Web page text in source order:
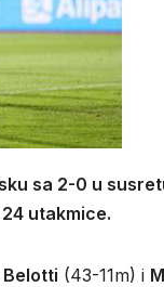
sa 2-0 u
utakmice.
(43-11m) i